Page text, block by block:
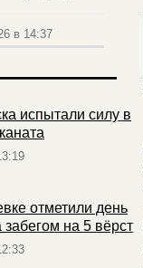
в 14:37
испытали силу в
отметили день
забегом на 5 вёрст